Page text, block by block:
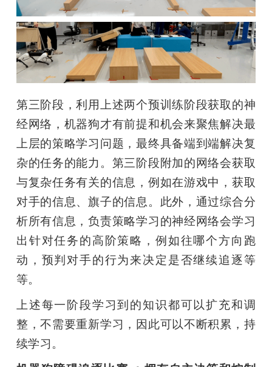
第三阶段，利用上述两个预训练阶段获取的神
经网络，机器狗才有前提和机会来聚焦解决最
上层的策略学习问题，最终具备端到端解决复
杂的任务的能力。第三阶段附加的网络会获取
与复杂任务有关的信息，例如在游戏中，获取
对手的信息、旗子的信息。此外，通过综合分
析所有信息，负责策略学习的神经网络会学习
出针对任务的高阶策略，例如往哪个方向跑
动，预判对手的行为来决定是否继续追逐等
等。
上述每一阶段学习到的知识都可以扩充和调
整，不需要重新学习，因此可以不断积累，持
续学习。